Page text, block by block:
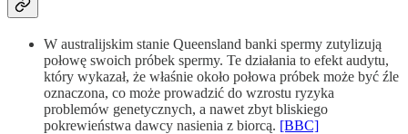
W australijskim stanie Queensland banki spermy zutylizują
połowę swoich próbek spermy. Te działania to efekt audytu,
który wykazał, że właśnie około połowa próbek może być źle
oznaczona, co może prowadzić do wzrostu ryzyka
problemów genetycznych, a nawet zbyt bliskiego
pokrewieństwa dawcy nasienia z biorcą. [BBC]